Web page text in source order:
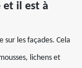
et il est à
sur les façades. Cela
lichens et